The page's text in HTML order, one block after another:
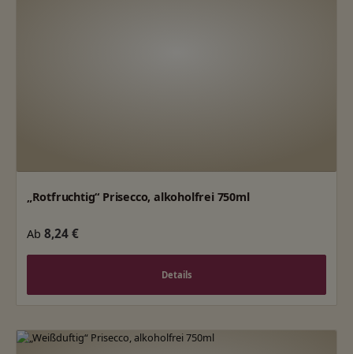
„Rotfruchtig“ Prisecco, alkoholfrei 750ml
Regulärer Preis:
Ab 8,24 €
Details